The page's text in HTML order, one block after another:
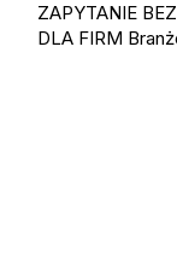
ZAPYTANIE
DLA FIRM